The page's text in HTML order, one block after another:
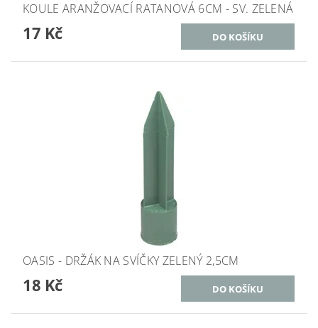
KOULE ARANŽOVACÍ RATANOVÁ 6CM - SV. ZELENÁ
17 Kč
OASIS - DRŽÁK NA SVÍČKY ZELENÝ 2,5CM
18 Kč